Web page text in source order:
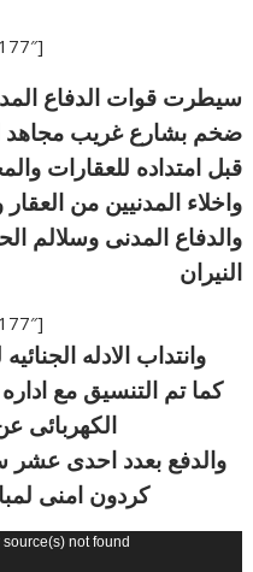
[ad id=”1177″]
سيطرت قوات الدفاع
ضخم بشارع غريب مجاهد
قبل امتداده للعقارات
واخلاء المدنيين من
والدفاع المدنى وسلالم
النيران
[ad id=”1177″]
وانتداب الادله
كما تم التنسيق مع
الكهربائى
والدفع بعدد احدى
كردون امنى
not found